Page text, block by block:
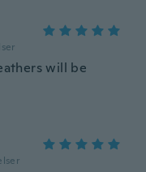
will be